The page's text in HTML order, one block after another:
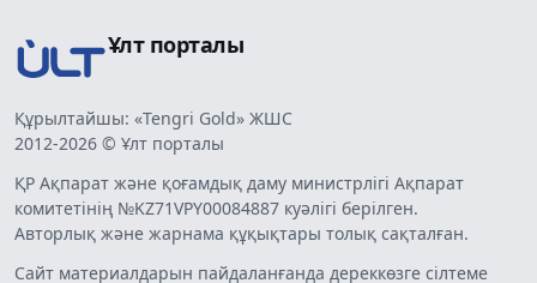
Ұлт порталы
Құрылтайшы: «Tengri Gold» ЖШС
2012-2026 © Ұлт порталы
ҚР Ақпарат және қоғамдық даму министрлігі Ақпарат
комитетінің №KZ71VPY00084887 куәлігі берілген.
Авторлық және жарнама құқықтары толық сақталған.
Сайт материалдарын пайдаланғанда дереккөзге сілтеме